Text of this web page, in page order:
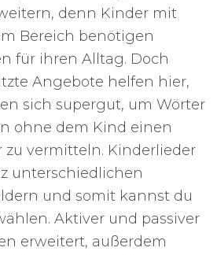
denn Kinder mit
Bereich benötigen
für ihren Alltag. Doch
Angebote helfen hier,
sich supergut, um Wörter
ohne dem Kind einen
zu vermitteln. Kinderlieder
unterschiedlichen
und somit kannst du
Aktiver und passiver
erweitert, außerdem